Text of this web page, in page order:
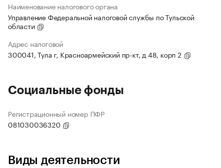
Наименование налогового органа
Управление Федеральной налоговой службы по Тульской
области
Адрес налоговой
300041, Тула г, Красноармейский пр-кт, д 48, корп 2
Социальные фонды
Регистрационный номер ПФР
081030036320
Виды деятельности